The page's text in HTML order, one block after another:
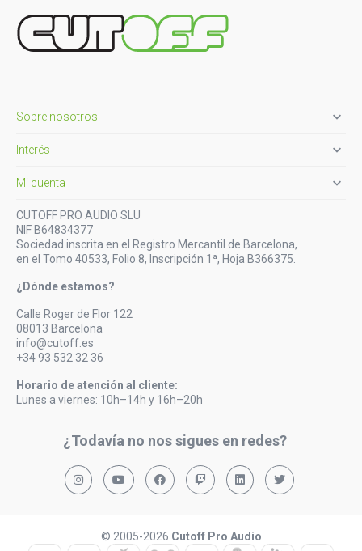
Sobre nosotros 
Interés 
Mi cuenta 
CUTOFF PRO AUDIO SLU
NIF B64834377
Sociedad inscrita en el Registro Mercantil de Barcelona,
en el Tomo 40533, Folio 8, Inscripción 1ª, Hoja B366375.
¿Dónde estamos?
Calle Roger de Flor 122
08013 Barcelona
info@cutoff.es
+34 93 532 32 36
Horario de atención al cliente:
Lunes a viernes: 10h–14h y 16h–20h
¿Todavía no nos sigues en redes?
© 2005-2026 Cutoff Pro Audio